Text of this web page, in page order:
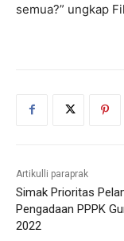
semua?” ungkap
Artikulli paraprak
Simak Prioritas
Pengadaan PPPK
2022